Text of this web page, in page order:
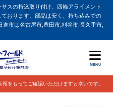
スの持込取り付け、四輪アライメント
おります。部品は安く、持ち込みでの
市は名古屋市,豊田市,刈谷市,長久手市,
MENU
をもってご確認いただけますと幸いです。